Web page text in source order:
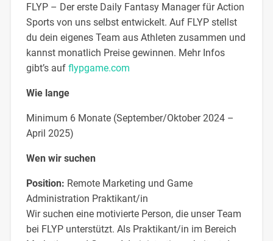
FLYP – Der erste Daily Fantasy Manager für Action
Sports von uns selbst entwickelt. Auf FLYP stellst
du dein eigenes Team aus Athleten zusammen und
kannst monatlich Preise gewinnen. Mehr Infos
gibt’s auf flypgame.com
Wie lange
Minimum 6 Monate (September/Oktober 2024 –
April 2025)
Wen wir suchen
Position: Remote Marketing und Game
Administration Praktikant/in
Wir suchen eine motivierte Person, die unser Team
bei FLYP unterstützt. Als Praktikant/in im Bereich